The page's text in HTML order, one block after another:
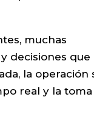
muchas
decisiones que
la operación
real y la